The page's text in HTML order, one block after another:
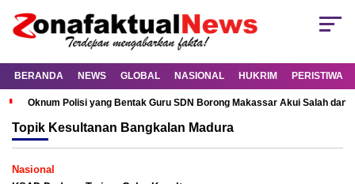
BERANDA NEWS GLOBAL NASIONAL HUKRIM PERISTIWA
Oknum Polisi yang Bentak Guru SDN Borong Makassar Akui Salah dan
Topik Kesultanan Bangkalan Madura
Nasional